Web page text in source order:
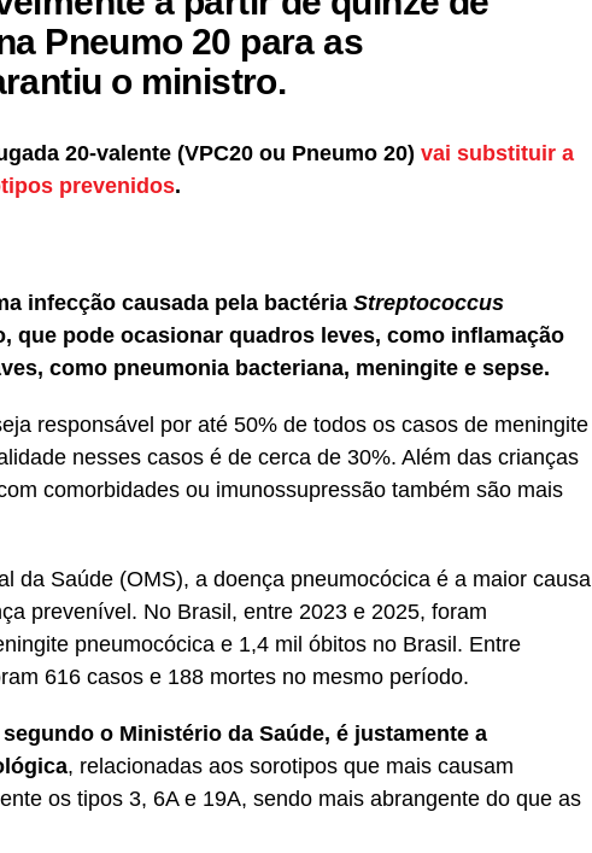
Pneumo 20 para as
o ministro.
20-valente (VPC20 ou Pneumo 20) vai substituir a
prevenidos.
infecção causada pela bactéria Streptococcus
que pode ocasionar quadros leves, como inflamação
como pneumonia bacteriana, meningite e sepse.
responsável por até 50% de todos os casos de meningite
nesses casos é de cerca de 30%. Além das crianças
comorbidades ou imunossupressão também são mais
da Saúde (OMS), a doença pneumocócica é a maior causa
prevenível. No Brasil, entre 2023 e 2025, foram
pneumocócica e 1,4 mil óbitos no Brasil. Entre
616 casos e 188 mortes no mesmo período.
o Ministério da Saúde, é justamente a
, relacionadas aos sorotipos que mais causam
os tipos 3, 6A e 19A, sendo mais abrangente do que as